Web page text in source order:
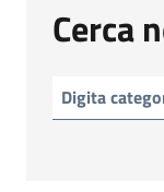
Cerca